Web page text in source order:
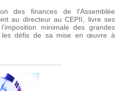
des finances de l’Assemblée
au directeur au CEPII, livre ses
minimale des grandes
les défis de sa mise en œuvre à